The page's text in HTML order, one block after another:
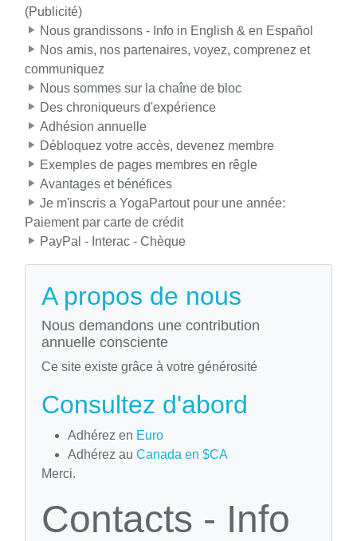
(Publicité)
Nous grandissons - Info in English & en Español
Nos amis, nos partenaires, voyez, comprenez et
communiquez
Nous sommes sur la chaîne de bloc
Des chroniqueurs d'expérience
Adhésion annuelle
Débloquez votre accès, devenez membre
Exemples de pages membres en rêgle
Avantages et bénéfices
Je m'inscris a YogaPartout pour une année:
Paiement par carte de crédit
PayPal - Interac - Chèque
A propos de nous
Nous demandons une contribution
annuelle consciente
Ce site existe grâce à votre générosité
Consultez d'abord
Adhérez en Euro
Adhérez au Canada en $CA
Merci.
Contacts - Info